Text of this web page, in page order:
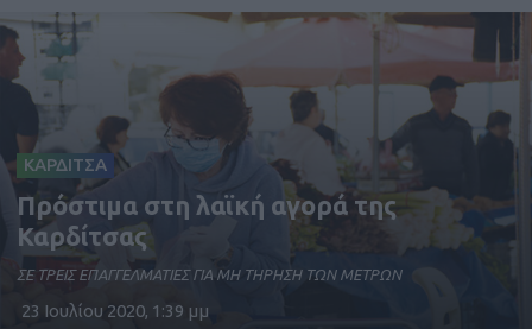
ΑΓΩΝ
ΚΑΡΔΙΤΣΑ
Πρόστιμα στη λαϊκή αγορά της
Καρδίτσας
ΣΕ ΤΡΕΙΣ ΕΠΑΓΓΕΛΜΑΤΙΕΣ ΓΙΑ ΜΗ ΤΗΡΗΣΗ ΤΩΝ ΜΕΤΡΩΝ
23 Ιουλίου 2020, 1:39 μμ